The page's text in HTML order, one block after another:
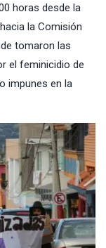
horas desde la
la Comisión
tomaron las
el feminicidio de
impunes en la